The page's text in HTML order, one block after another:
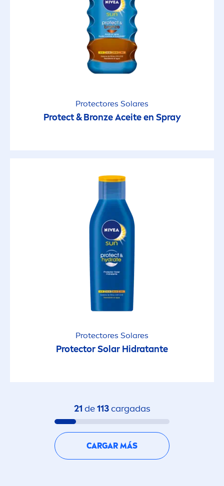
Protectores Solares
Protect&BronzeAceite en Spray
Protectores Solares
Protector Solar Hidratante
21 de113cargadas
CARGAR MÁS